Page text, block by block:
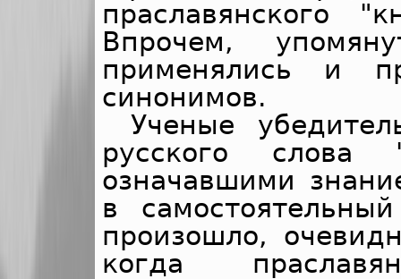
праславянского
Впрочем,
применялись и
синонимов.
Ученые
русского слова
означавшими
в
произошло,
когда